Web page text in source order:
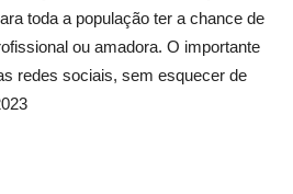
toda a população ter a chance de
ou amadora. O importante
redes sociais, sem esquecer de